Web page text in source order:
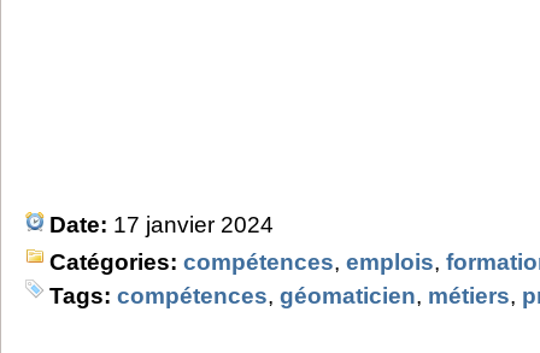
Date: 17 janvier 2024
Catégories: compétences, emplois,
Tags: compétences, géomaticien, métiers,